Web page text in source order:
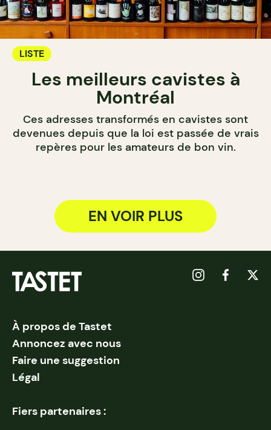
LISTE
Les meilleurs cavistes à
Montréal
Ces adresses transformés en cavistes sont
devenues depuis que la loi est passée de vrais
repères pour les amateurs de bon vin.
EN VOIR PLUS
À propos de Tastet
Annoncez avec nous
Faire une suggestion
Légal
Fiers partenaires :